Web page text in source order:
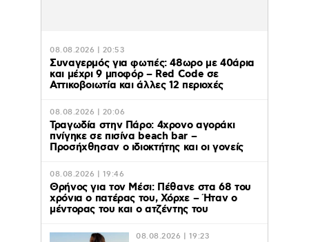
08.08.2026 | 20:53
Συναγερμός για φωτιές: 48ωρο με 40άρια
και μέχρι 9 μποφόρ – Red Code σε
Αττικοβοιωτία και άλλες 12 περιοχές
08.08.2026 | 20:06
Τραγωδία στην Πάρο: 4χρονο αγοράκι
πνίγηκε σε πισίνα beach bar –
Προσήχθησαν ο ιδιοκτήτης και οι γονείς
08.08.2026 | 19:46
Θρήνος για τον Μέσι: Πέθανε στα 68 του
χρόνια ο πατέρας του, Χόρχε – Ήταν ο
μέντορας του και ο ατζέντης του
08.08.2026 | 19:23